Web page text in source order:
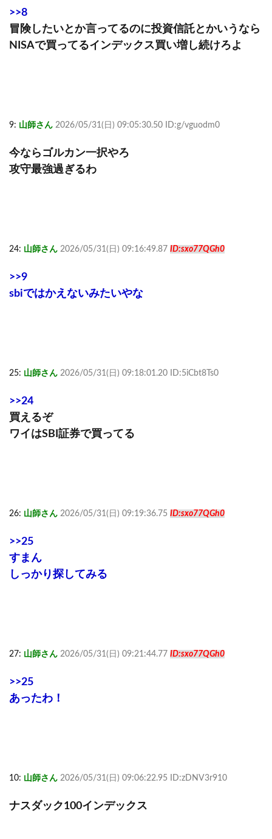
>>8
冒険したいとか言ってるのに投資信託とかいうなら
NISAで買ってるインデックス買い増し続けろよ
9: 山師さん 2026/05/31(日) 09:05:30.50 ID:g/vguodm0
今ならゴルカン一択やろ
攻守最強過ぎるわ
24: 山師さん 2026/05/31(日) 09:16:49.87 ID:sxo77QGh0
>>9
sbiではかえないみたいやな
25: 山師さん 2026/05/31(日) 09:18:01.20 ID:5iCbt8Ts0
>>24
買えるぞ
ワイはSBI証券で買ってる
26: 山師さん 2026/05/31(日) 09:19:36.75 ID:sxo77QGh0
>>25
すまん
しっかり探してみる
27: 山師さん 2026/05/31(日) 09:21:44.77 ID:sxo77QGh0
>>25
あったわ！
10: 山師さん 2026/05/31(日) 09:06:22.95 ID:zDNV3r910
ナスダック100インデックス